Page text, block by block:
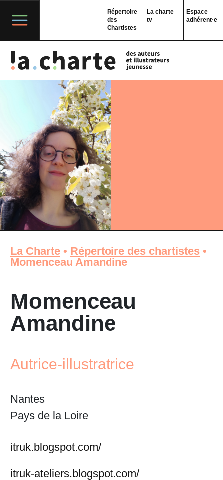
content
Répertoire
des
Chartistes
La charte
tv
Espace
adhérent·e
La Charte • Répertoire des chartistes •
Momenceau Amandine
Momenceau
Amandine
Autrice-illustratrice
Nantes
Pays de la Loire
itruk.blogspot.com/
itruk-ateliers.blogspot.com/